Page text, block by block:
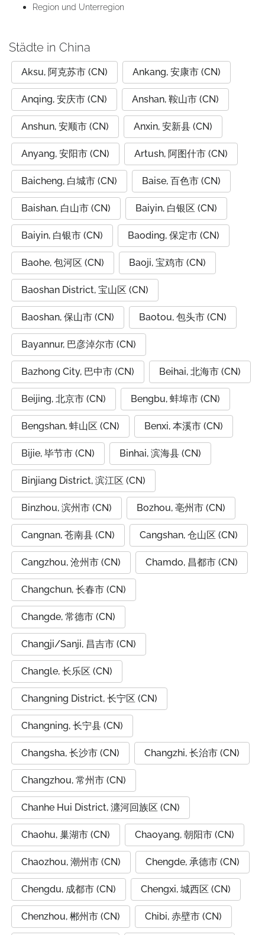
Region und Unterregion
Städte in China
Aksu, 阿克苏市 (CN) Ankang, 安康市 (CN)
Anqing, 安庆市 (CN) Anshan, 鞍山市 (CN)
Anshun, 安顺市 (CN) Anxin, 安新县 (CN)
Anyang, 安阳市 (CN) Artush, 阿图什市 (CN)
Baicheng, 白城市 (CN) Baise, 百色市 (CN)
Baishan, 白山市 (CN) Baiyin, 白银区 (CN)
Baiyin, 白银市 (CN) Baoding, 保定市 (CN)
Baohe, 包河区 (CN) Baoji, 宝鸡市 (CN)
Baoshan District, 宝山区 (CN)
Baoshan, 保山市 (CN) Baotou, 包头市 (CN)
Bayannur, 巴彦淖尔市 (CN)
Bazhong City, 巴中市 (CN) Beihai, 北海市 (CN)
Beijing, 北京市 (CN) Bengbu, 蚌埠市 (CN)
Bengshan, 蚌山区 (CN) Benxi, 本溪市 (CN)
Bijie, 毕节市 (CN) Binhai, 滨海县 (CN)
Binjiang District, 滨江区 (CN)
Binzhou, 滨州市 (CN) Bozhou, 亳州市 (CN)
Cangnan, 苍南县 (CN) Cangshan, 仓山区 (CN)
Cangzhou, 沧州市 (CN) Chamdo, 昌都市 (CN)
Changchun, 长春市 (CN)
Changde, 常德市 (CN)
Changji/Sanji, 昌吉市 (CN)
Changle, 长乐区 (CN)
Changning District, 长宁区 (CN)
Changning, 长宁县 (CN)
Changsha, 长沙市 (CN) Changzhi, 长治市 (CN)
Changzhou, 常州市 (CN)
Chanhe Hui District, 瀍河回族区 (CN)
Chaohu, 巢湖市 (CN) Chaoyang, 朝阳市 (CN)
Chaozhou, 潮州市 (CN) Chengde, 承德市 (CN)
Chengdu, 成都市 (CN) Chengxi, 城西区 (CN)
Chenzhou, 郴州市 (CN) Chibi, 赤壁市 (CN)